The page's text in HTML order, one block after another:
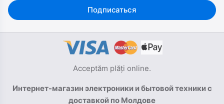
Подписаться
Acceptăm plăți online.
Интернет-магазин электроники и бытовой техники с
доставкой по Молдове